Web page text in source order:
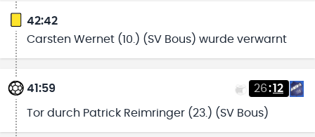
42:42
Carsten Wernet (10.) (SV Bous) wurde verwarnt
41:59 26:12
Tor durch Patrick Reimringer (23.) (SV Bous)